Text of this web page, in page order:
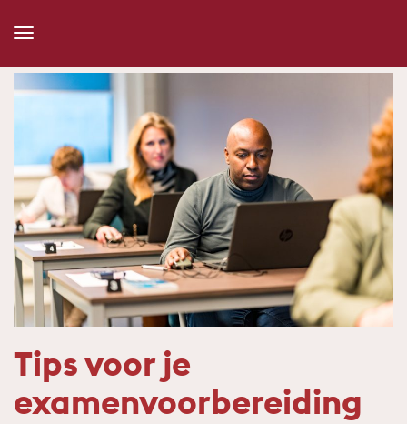
Toggle
Tips voor je
examenvoorbereiding